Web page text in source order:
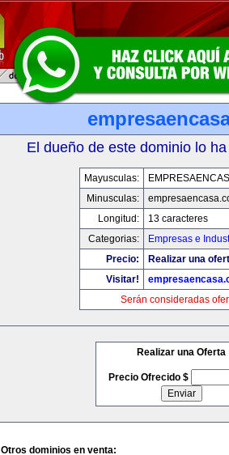
El dueño de este dominio lo
Mayusculas:
Minusculas:
Longitud:
13 caracteres
Categorias:
Empresas e
Precio:
Realizar una
Visitar!
Serán consideradas
Realizar una Oferta
Precio Ofrecido $
Otros dominios en venta: